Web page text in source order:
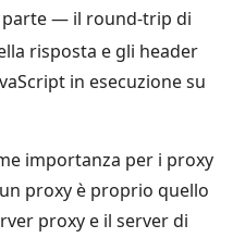
parte — il round-trip di
risposta e gli header
in esecuzione su
importanza per i proxy
proxy è proprio quello
proxy e il server di